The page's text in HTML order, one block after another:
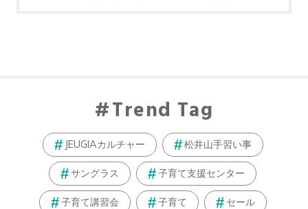
Trend Tag
JEUGIAカルチャー 松井山手習い事
サングラス 子育て支援センター
子育て講習会 子育て セール